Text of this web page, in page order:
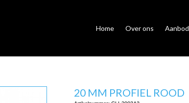
Home Over ons Aanbod
20 MM PROFIEL ROOD